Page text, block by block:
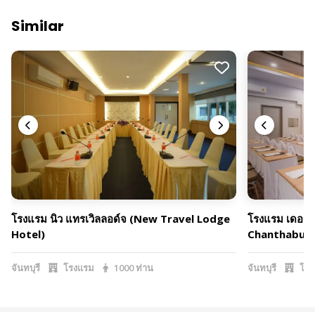
Similar
โรงแรม นิว แทรเวิลลอด์จ (New Travel Lodge
Hotel)
จันทบุรี โรงแรม 1000 ท่าน
โรงแรม เดอ
จันทบุรี โร